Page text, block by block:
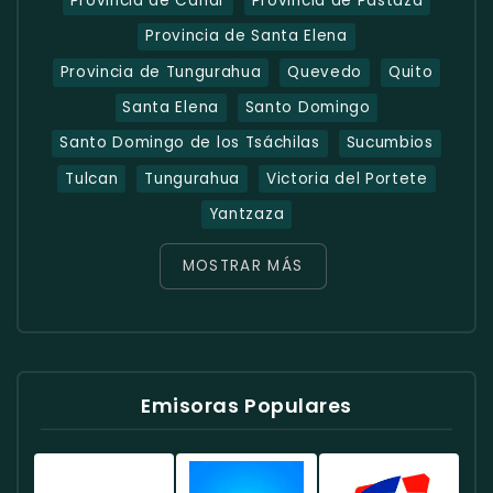
Provincia de Santa Elena
Provincia de Tungurahua
Quevedo
Quito
Santa Elena
Santo Domingo
Santo Domingo de los Tsáchilas
Sucumbios
Tulcan
Tungurahua
Victoria del Portete
Yantzaza
MOSTRAR MÁS
Emisoras Populares